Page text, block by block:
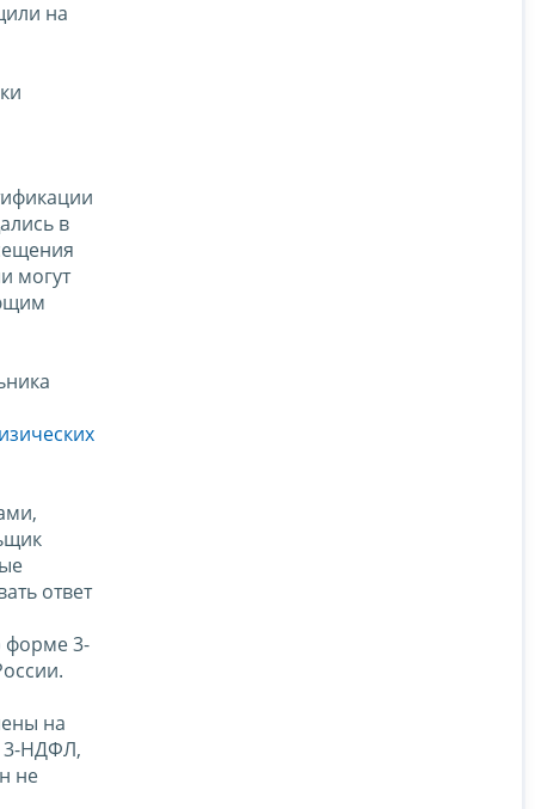
на
в
могут
ответ
форме 3-
на
3-НДФЛ,
не